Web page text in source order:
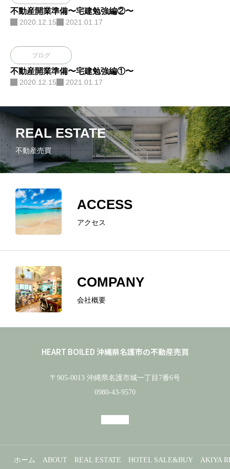
不動産開業準備〜宅建勉強編②〜
2020.12.15 2021.01.17
ブログ
不動産開業準備〜宅建勉強編①〜
2020.12.15 2021.01.17
REAL ESTATE
不動産売買
ACCESS
アクセス
COMPANY
会社概要
HEART BOILED 沖縄県名護市の不動産売買
〒905-0013 沖縄県名護市城一丁目7番6号
0980-43-9570
ホーム ABOUT REAL ESTATE HOTEL SALE&BUY AKIYA